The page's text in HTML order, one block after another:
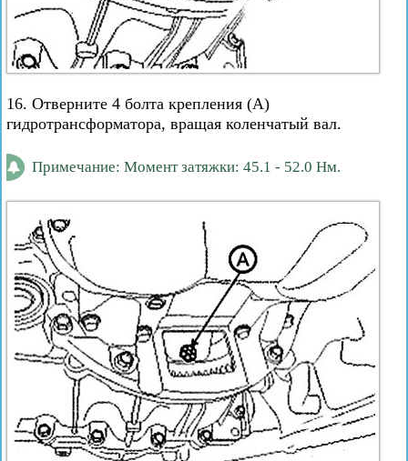
16. Отверните 4 болта крепления (А)
гидротрансформатора, вращая коленчатый вал.
Примечание: Момент затяжки: 45.1 - 52.0 Нм.